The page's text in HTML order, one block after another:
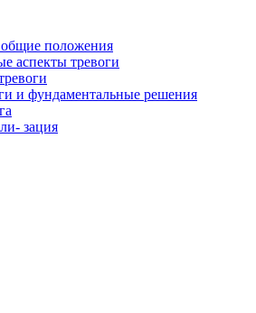
общие положения
аспекты тревоги
и фундаментальные решения
зация